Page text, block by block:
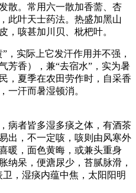
散。常用六一散加香薷、杏
此叶天士药法。热盛加黑山
，咳甚加川贝、枇杷叶。
，实际上它发汗作用并不强，
芳香），兼“去宿水”，实为暑
，夏季在农田劳作时，自采香
一汗而暑湿顿消。
病者皆多湿多痰之体，有酒茶
出，不一定咳，咳则由风寒外
暖，面色黄晦，或兼头重身
纳呆，便溏尿少，苔腻脉滑，
，湿痰内蕴中焦，太阳阳明